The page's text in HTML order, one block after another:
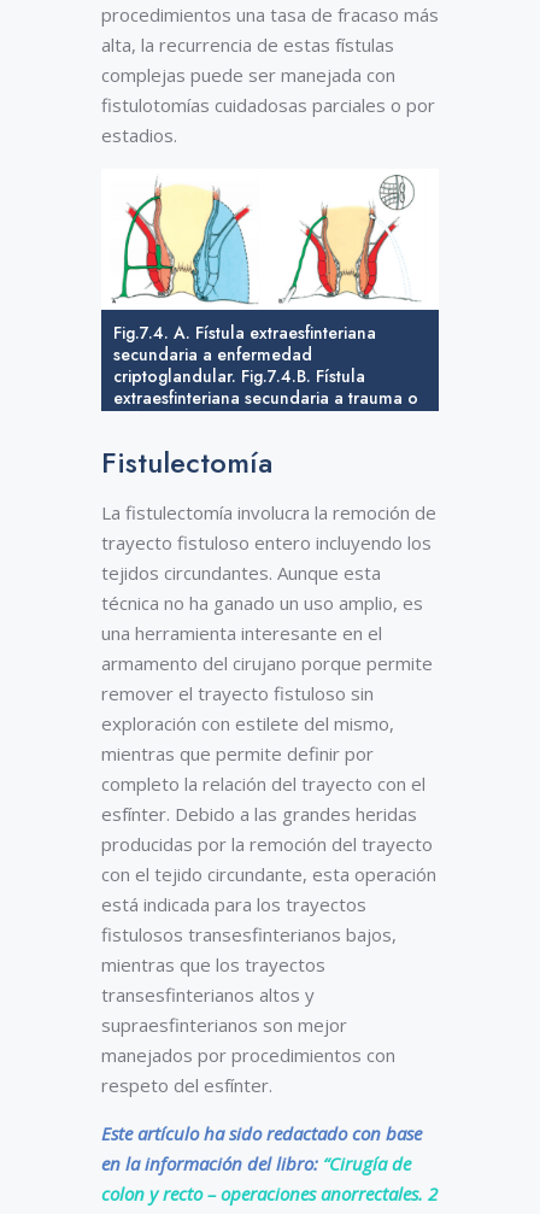
procedimientos una tasa de fracaso más
alta, la recurrencia de estas fístulas
complejas puede ser manejada con
fistulotomías cuidadosas parciales o por
estadios.
Fig.7.4. A. Fístula extraesfinteriana
secundaria a enfermedad
criptoglandular. Fig.7.4.B. Fístula
extraesfinteriana secundaria a trauma o
enfermedad pélvica. (tomada de Steven
Operaciones anorrectales. 2da edición)
Fistulectomía
La fistulectomía involucra la remoción de
trayecto fistuloso entero incluyendo los
tejidos circundantes. Aunque esta
técnica no ha ganado un uso amplio, es
una herramienta interesante en el
armamento del cirujano porque permite
remover el trayecto fistuloso sin
exploración con estilete del mismo,
mientras que permite definir por
completo la relación del trayecto con el
esfínter. Debido a las grandes heridas
producidas por la remoción del trayecto
con el tejido circundante, esta operación
está indicada para los trayectos
fistulosos transesfinterianos bajos,
mientras que los trayectos
transesfinterianos altos y
supraesfinterianos son mejor
manejados por procedimientos con
respeto del esfínter.
Este artículo ha sido redactado con base
en la información del libro: “Cirugía de
colon y recto – operaciones anorrectales. 2